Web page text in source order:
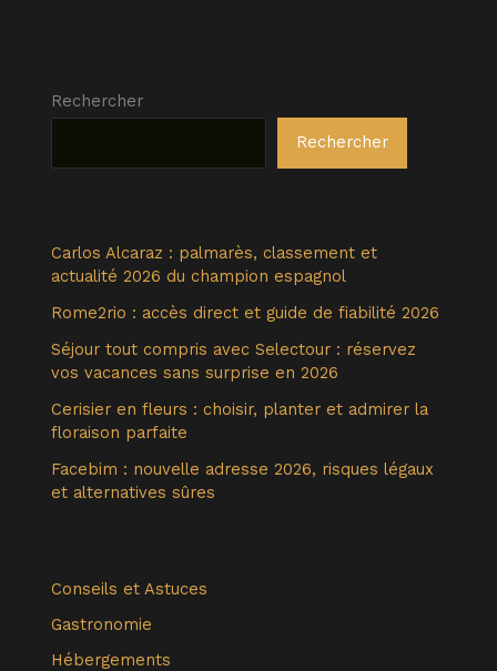
Rechercher
Rechercher
Carlos Alcaraz : palmarès, classement et
actualité 2026 du champion espagnol
Rome2rio : accès direct et guide de fiabilité 2026
Séjour tout compris avec Selectour : réservez
vos vacances sans surprise en 2026
Cerisier en fleurs : choisir, planter et admirer la
floraison parfaite
Facebim : nouvelle adresse 2026, risques légaux
et alternatives sûres
Conseils et Astuces
Gastronomie
Hébergements